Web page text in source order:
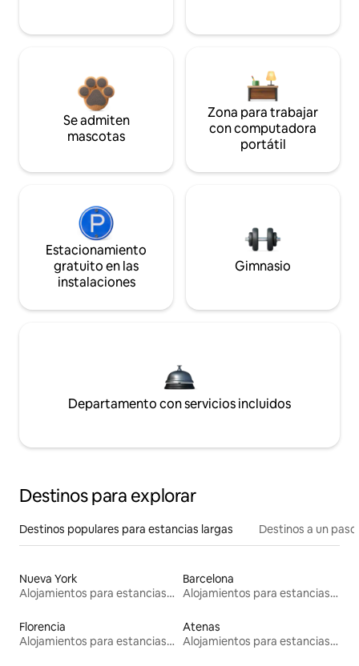
Se admiten
mascotas
Zona para trabajar
con computadora
portátil
Estacionamiento
gratuito en las
instalaciones
Gimnasio
Departamento con servicios incluidos
Destinos para explorar
Destinos populares para estancias largas Destinos a un
Nueva York
Alojamientos para estancias largas
Barcelona
Alojamientos para estancias largas
Florencia
Alojamientos para estancias largas
Atenas
Alojamientos para estancias largas